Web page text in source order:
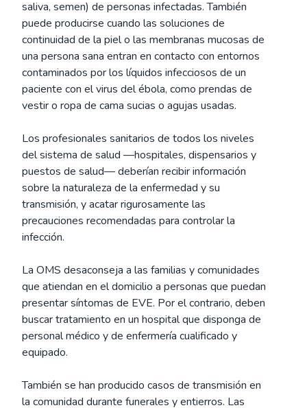
saliva, semen) de personas infectadas. También
puede producirse cuando las soluciones de
continuidad de la piel o las membranas mucosas de
una persona sana entran en contacto con entornos
contaminados por los líquidos infecciosos de un
paciente con el virus del ébola, como prendas de
vestir o ropa de cama sucias o agujas usadas.
Los profesionales sanitarios de todos los niveles
del sistema de salud —hospitales, dispensarios y
puestos de salud— deberían recibir información
sobre la naturaleza de la enfermedad y su
transmisión, y acatar rigurosamente las
precauciones recomendadas para controlar la
infección.
La OMS desaconseja a las familias y comunidades
que atiendan en el domicilio a personas que puedan
presentar síntomas de EVE. Por el contrario, deben
buscar tratamiento en un hospital que disponga de
personal médico y de enfermería cualificado y
equipado.
También se han producido casos de transmisión en
la comunidad durante funerales y entierros. Las